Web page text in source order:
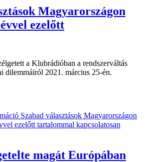
Magyarországon
ezelőtt
a Klubrádióban a rendszerváltás
dilemmáiról 2021. március 25-én.
Szabad választások Magyarországon
ezelőtt tartalommal kapcsolatosan
magát Európában